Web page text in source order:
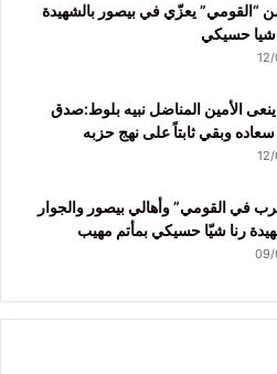
“القومي” يعزّي في بيصور بالشهيدة
شيا حسيكي
الأمين المناضل نبيه بلوط:صدق
سعاده وبقي ثابتاً على نهج حزبه
في القومي” وأهالي بيصور والجوار
رنا شيّا حسيكي بمأتم مهيب
09/